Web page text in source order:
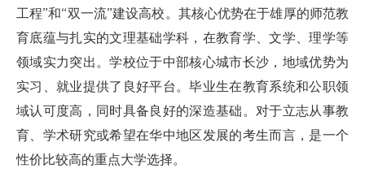
工程”和“双一流”建设高校。其核心优势在于雄厚的师范教
育底蕴与扎实的文理基础学科，在教育学、文学、理学等
领域实力突出。学校位于中部核心城市长沙，地域优势为
实习、就业提供了良好平台。毕业生在教育系统和公职领
域认可度高，同时具备良好的深造基础。对于立志从事教
育、学术研究或希望在华中地区发展的考生而言，是一个
性价比较高的重点大学选择。